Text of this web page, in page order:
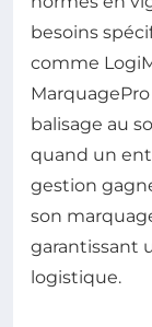
besoins
comme
balisage au
quand un
gestion
son
garantissant
logistique.